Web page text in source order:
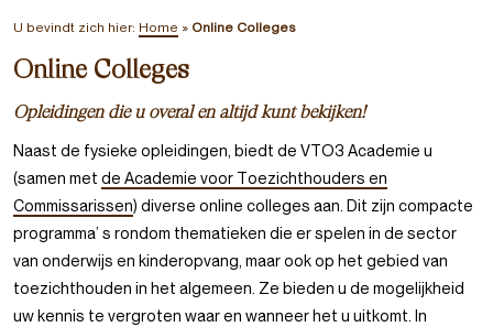
U bevindt zich hier: Home » Online Colleges
Online Colleges
Opleidingen die u overal en altijd kunt bekijken!
Naast de fysieke opleidingen, biedt de VTO3 Academie u
(samen met de Academie voor Toezichthouders en
Commissarissen) diverse online colleges aan. Dit zijn compacte
programma’ s rondom thematieken die er spelen in de sector
van onderwijs en kinderopvang, maar ook op het gebied van
toezichthouden in het algemeen. Ze bieden u de mogelijkheid
uw kennis te vergroten waar en wanneer het u uitkomt. In